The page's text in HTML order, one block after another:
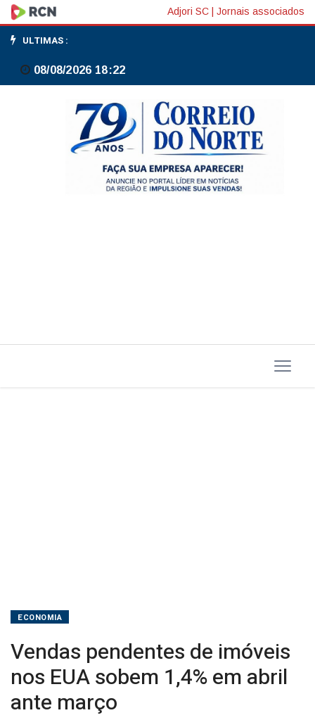
Vendas
pendentes
de
imóveis
março
Adjori SC Jornais associados
ULTIMAS :
08/08/2026 18:22
ECONOMIA
Vendas pendentes de imóveis
nos EUA sobem 1,4% em abril
ante março